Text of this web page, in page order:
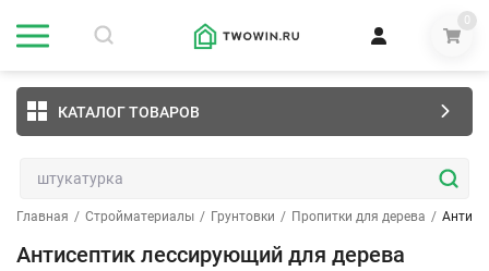
0
КАТАЛОГ ТОВАРОВ
Главная / Стройматериалы / Грунтовки / Пропитки для дерева /
Антисептик лессирующий для дерева